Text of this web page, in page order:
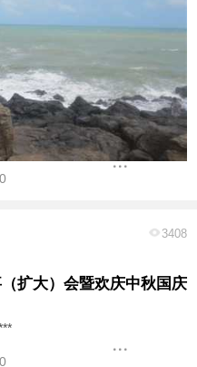
0
3408
扩大）会暨欢庆中秋国庆
0